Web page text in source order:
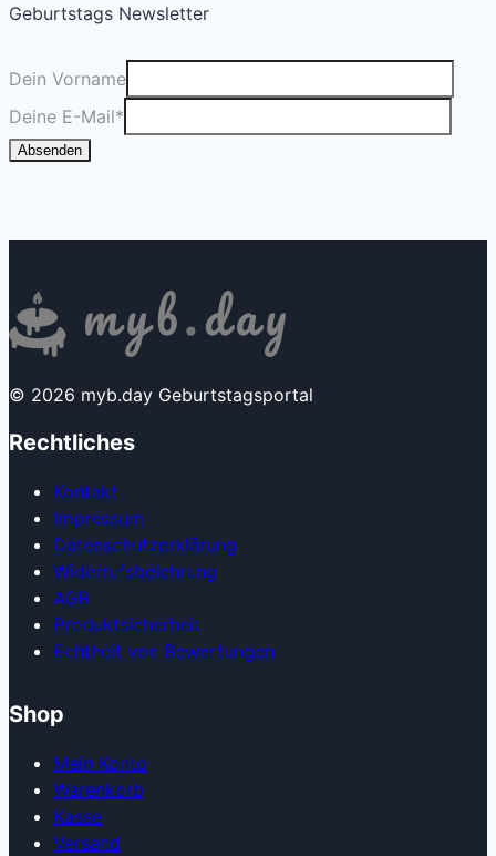
Geburtstags Newsletter
Dein Vorname
Deine E-Mail*
Absenden
© 2026 myb.day Geburtstagsportal
Rechtliches
Kontakt
Impressum
Datenschutzerklärung
Widerrufsbelehrung
AGB
Produkt­sicherheit
Echtheit von Bewertungen
Shop
Mein Konto
Warenkorb
Kasse
Versand